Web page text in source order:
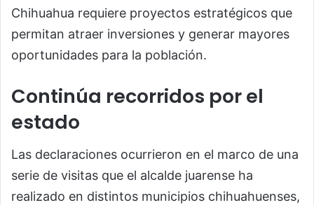
Chihuahua requiere proyectos estratégicos que
permitan atraer inversiones y generar mayores
oportunidades para la población.
Continúa recorridos por el
estado
Las declaraciones ocurrieron en el marco de una
serie de visitas que el alcalde juarense ha
realizado en distintos municipios chihuahuenses,